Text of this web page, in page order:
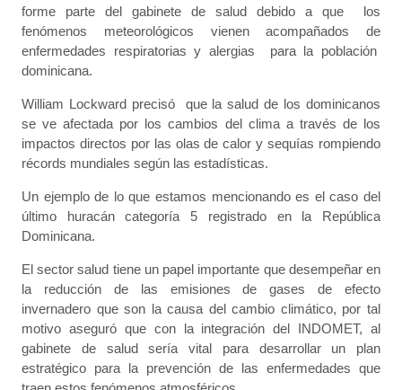
forme parte del gabinete de salud debido a que los
fenómenos meteorológicos vienen acompañados de
enfermedades respiratorias y alergias para la población
dominicana.
William Lockward precisó que la salud de los dominicanos
se ve afectada por los cambios del clima a través de los
impactos directos por las olas de calor y sequías rompiendo
récords mundiales según las estadísticas.
Un ejemplo de lo que estamos mencionando es el caso del
último huracán categoría 5 registrado en la República
Dominicana.
El sector salud tiene un papel importante que desempeñar en
la reducción de las emisiones de gases de efecto
invernadero que son la causa del cambio climático, por tal
motivo aseguró que con la integración del INDOMET, al
gabinete de salud sería vital para desarrollar un plan
estratégico para la prevención de las enfermedades que